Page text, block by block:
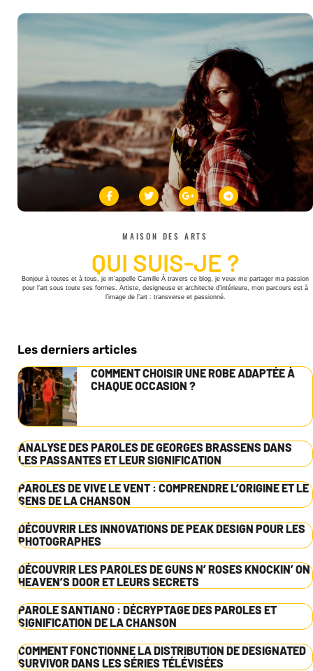
MAISON DES ARTS
QUI SUIS-JE ?
Bonjour à toutes et à tous, je m’appelle Camille À travers ce blog, je veux me partager ma passion
pour l’art sous toute ses formes. Artiste, designeuse et architecte d’intérieure, mon parcours est à
l’image de l’art : transverse et passionné.
Les derniers articles
COMMENT CHOISIR UNE ROBE ADAPTÉE À
CHAQUE OCCASION ?
ANALYSE DES PAROLES DE GEORGES BRASSENS DANS
LES PASSANTES ET LEUR SIGNIFICATION
PAROLES DE VIVE LE VENT : COMPRENDRE L’ORIGINE ET LE
SENS DE LA CHANSON
DÉCOUVRIR LES INNOVATIONS DE PEAK DESIGN POUR LES
PHOTOGRAPHES
DÉCOUVRIR LES PAROLES DE GUNS N’ ROSES KNOCKIN’ ON
HEAVEN’S DOOR ET LEURS SECRETS
PAROLE SANTIANO : DÉCRYPTAGE DES PAROLES ET
SIGNIFICATION DE LA CHANSON
COMMENT FONCTIONNE LA DISTRIBUTION DE DESIGNATED
SURVIVOR DANS LES SÉRIES TÉLÉVISÉES